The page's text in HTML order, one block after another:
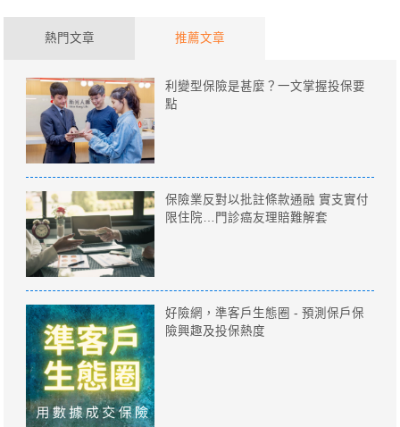
熱門文章 推薦文章
利變型保險是甚麼？一文掌握投保要
點
保險業反對以批註條款通融 實支實付
限住院…門診癌友理賠難解套
好險網，準客戶生態圈 - 預測保戶保
險興趣及投保熱度